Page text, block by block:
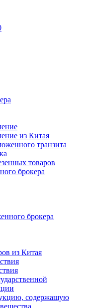
из Китая
транзита
товаров
брокера
брокера
из Китая
содержащую